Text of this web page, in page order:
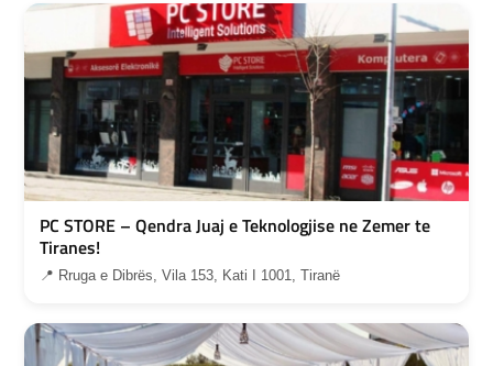
PC STORE – Qendra Juaj e Teknologjise ne Zemer te
Tiranes!
📍 Rruga e Dibrës, Vila 153, Kati I 1001, Tiranë